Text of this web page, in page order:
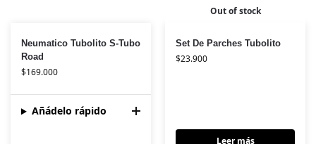
Neumatico Tubolito S-Tubo
Road
$169.000
Añádelo rápido
Out of stock
Set De Parches Tubolito
$23.900
Leer más